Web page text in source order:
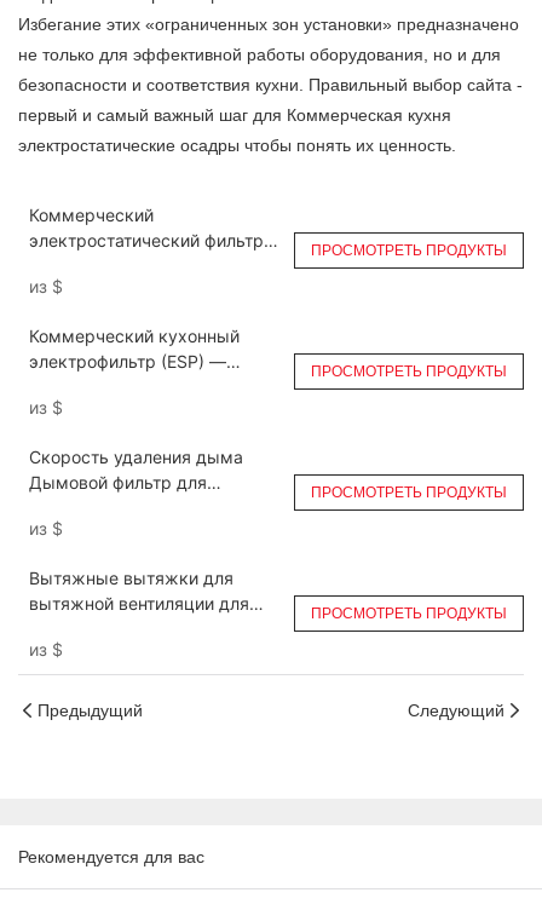
Избегание этих «ограниченных зон установки» предназначено
не только для эффективной работы оборудования, но и для
безопасности и соответствия кухни. Правильный выбор сайта -
первый и самый важный шаг для Коммерческая кухня
электростатические осадры чтобы понять их ценность.
Коммерческий
электростатический фильтр
удаления дыма для вытяжки
из $
ПРОСМОТРЕТЬ ПРОДУКТЫ
Коммерческий кухонный
электрофильтр (ESP) —
высотах DGRH-K-2-3500,
из $
ПРОСМОТРЕТЬ ПРОДУКТЫ
Скорость удаления дыма
Дымовой фильтр для
Ruihe DGRH-K-2-21000 Double
из $
ПРОСМОТРЕТЬ ПРОДУКТЫ
Вытяжные вытяжки для
вытяжной вентиляции для
DGRH-KB
из $
ПРОСМОТРЕТЬ ПРОДУКТЫ
Предыдущий Следующий
Рекомендуется для вас